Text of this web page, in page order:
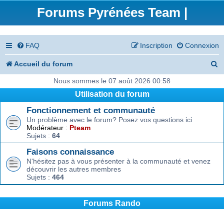
Forums Pyrénées Team |
FAQ Connexion
Inscription
Accueil du forum
e
Nous sommes le 07 août 2026 00:58
Utilisation du forum
Fonctionnement et communauté
Un problème avec le forum? Posez vos questions ici
Modérateur : Pteam
Sujets : 64
Faisons connaissance
N'hésitez pas à vous présenter à la communauté et venez
découvrir les autres membres
Sujets : 464
Forums Rando